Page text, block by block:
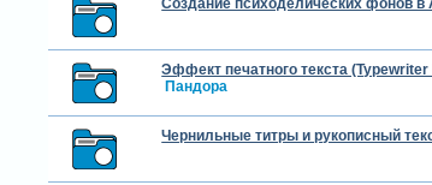
Создание психоделических фонов в
Эффект печатного текста
Пандора
Чернильные титры и рукописный